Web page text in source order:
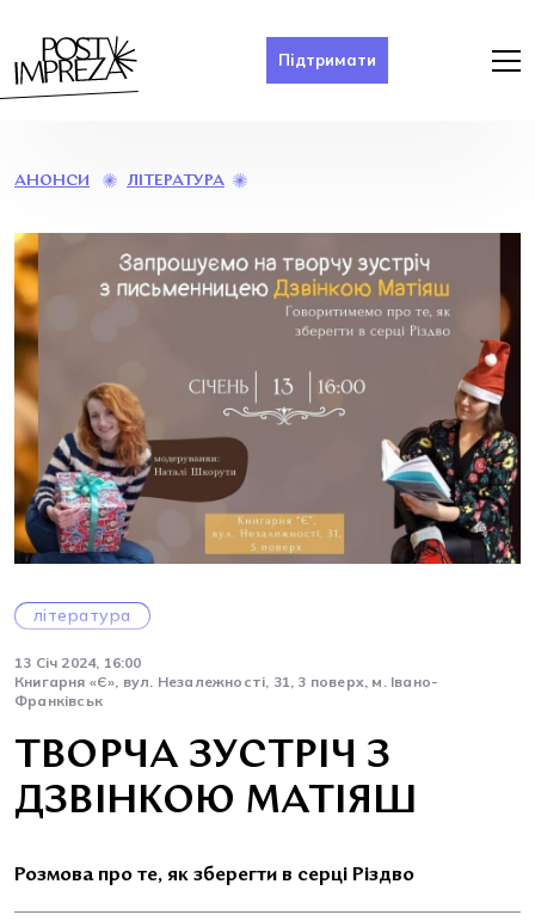
Підтримати
АНОНСИ ЛІТЕРАТУРА
МАТІЯШ
література
13 Січ 2024, 16:00
Книгарня «Є», вул. Незалежності, 31, 3 поверх, м. Івано-
Франківськ
ТВОРЧА ЗУСТРІЧ З
ДЗВІНКОЮ МАТІЯШ
Розмова про те, як зберегти в серці Різдво